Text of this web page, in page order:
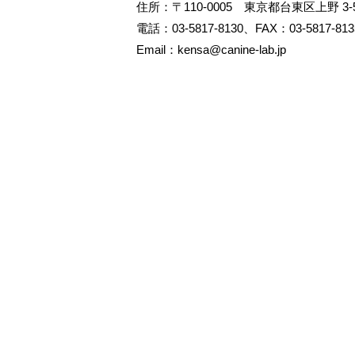
住所：〒110-0005 東京都台東区上野 3-
電話：03-5817-8130、FAX：03-5817-
Email：kensa@canine-lab.jp